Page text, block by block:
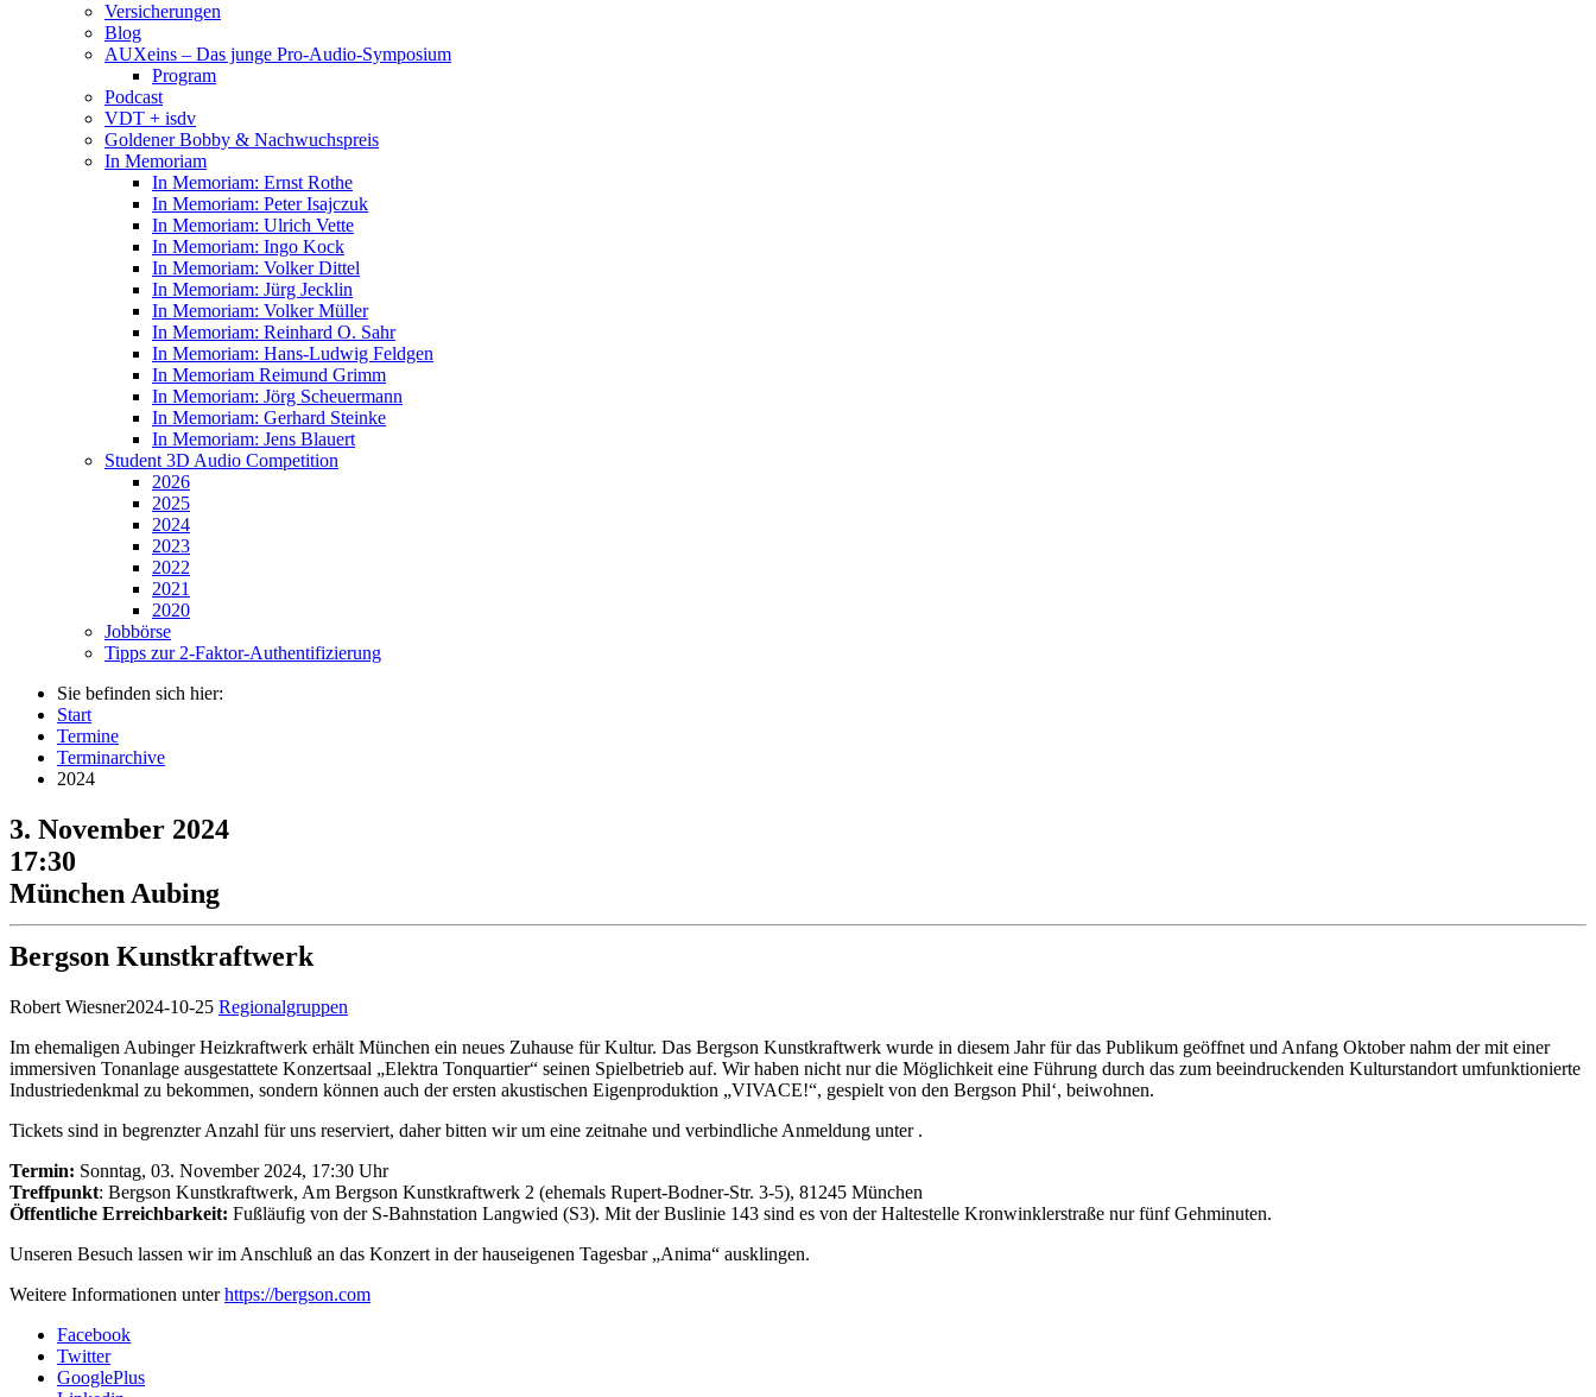
Versicherungen
Blog
AUXeins – Das junge Pro-Audio-Symposium
Program
Podcast
VDT + isdv
Goldener Bobby & Nachwuchspreis
In Memoriam
In Memoriam: Ernst Rothe
In Memoriam: Peter Isajczuk
In Memoriam: Ulrich Vette
In Memoriam: Ingo Kock
In Memoriam: Volker Dittel
In Memoriam: Jürg Jecklin
In Memoriam: Volker Müller
In Memoriam: Reinhard O. Sahr
In Memoriam: Hans-Ludwig Feldgen
In Memoriam Reimund Grimm
In Memoriam: Jörg Scheuermann
In Memoriam: Gerhard Steinke
In Memoriam: Jens Blauert
Student 3D Audio Competition
2026
2025
2024
2023
2022
2021
2020
Jobbörse
Tipps zur 2-Faktor-Authentifizierung
Sie befinden sich hier:
Start
Termine
Terminarchive
2024
3. November 2024
17:30
München Aubing
Bergson Kunstkraftwerk
Robert Wiesner2024-10-25 Regionalgruppen
Im ehemaligen Aubinger Heizkraftwerk erhält München ein neues Zuhause für Kultur. Das Bergson Kunstkraftwerk wurde in diesem Jahr für das Publikum geöffnet und Anfang Oktober nahm der mit einer
immersiven Tonanlage ausgestattete Konzertsaal „Elektra Tonquartier“ seinen Spielbetrieb auf. Wir haben nicht nur die Möglichkeit eine Führung durch das zum beeindruckenden Kulturstandort umfunktionierte
Industriedenkmal zu bekommen, sondern können auch der ersten akustischen Eigenproduktion „VIVACE!“, gespielt von den Bergson Phil‘, beiwohnen.
Tickets sind in begrenzter Anzahl für uns reserviert, daher bitten wir um eine zeitnahe und verbindliche Anmeldung unter .
Termin: Sonntag, 03. November 2024, 17:30 Uhr
Treffpunkt: Bergson Kunstkraftwerk, Am Bergson Kunstkraftwerk 2 (ehemals Rupert-Bodner-Str. 3-5), 81245 München
Öffentliche Erreichbarkeit: Fußläufig von der S-Bahnstation Langwied (S3). Mit der Buslinie 143 sind es von der Haltestelle Kronwinklerstraße nur fünf Gehminuten.
Unseren Besuch lassen wir im Anschluß an das Konzert in der hauseigenen Tagesbar „Anima“ ausklingen.
Weitere Informationen unterhttps://bergson.com
Facebook
Twitter
GooglePlus